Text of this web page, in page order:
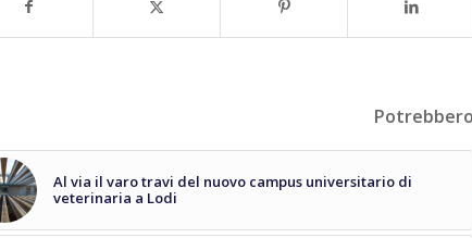
Al via il varo travi del nuovo campus universitario di
veterinaria a Lodi